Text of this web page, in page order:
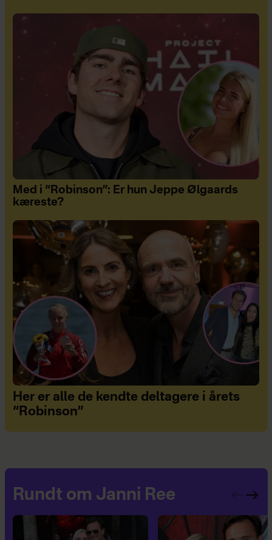
Med i “Robinson”: Er hun Jeppe Ølgaards
kæreste?
Her er alle de kendte deltagere i årets
“Robinson”
Rundt om Janni Ree